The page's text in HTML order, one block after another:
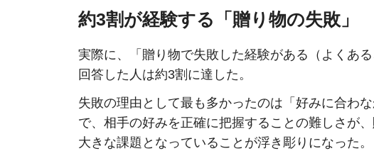
約3割が経験する「贈り物の失敗」
実際に、「贈り物で失敗した経験がある（よくあ
回答した人は約3割に達した。
失敗の理由として最も多かったのは「好みに合わ
で、相手の好みを正確に把握することの難しさが
大きな課題となっていることが浮き彫りになった。